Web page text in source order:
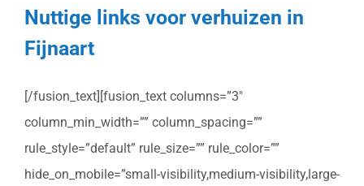
Nuttige links voor verhuizen in
Fijnaart
[/fusion_text][fusion_text columns=”3″
column_min_width=”” column_spacing=””
rule_style=”default” rule_size=”” rule_color=””
hide_on_mobile=”small-visibility,medium-visibility,large-